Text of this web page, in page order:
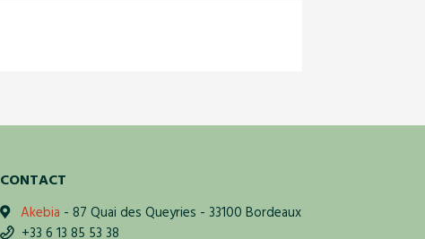
CONTACT
Akebia - 87 Quai des Queyries - 33100 Bordeaux
+33 6 13 85 53 38